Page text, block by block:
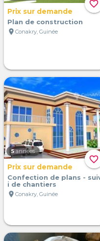
favorite_border
Prix sur demande
Plan de construction
location_on Conakry, Guinée
favorite_border
5 années
Prix sur demande
Confection de plans -
i de chantiers
location_on Conakry, Guinée